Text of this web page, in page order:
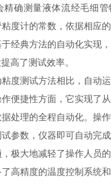
精确测量液体流经毛细
度计的常数，依据相应
经典方法的自动化实现
高了测试效率。
测试方法相比，自动运
便捷性方面，它实现了
处理的全程自动化。操
参数，仪器即可自动完
极大地减轻了操作人员的
高精度的温度控制系统